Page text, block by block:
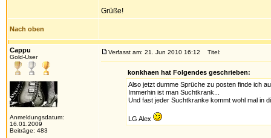
Grüße!
Nach oben
Cappu
Gold-User
Anmeldungsdatum:
16.01.2009
Beiträge: 483
Verfasst am: 21. Jun 2010 16:12 Titel:
konkhaen hat Folgendes geschrieben:
Also jetzt dumme Sprüche zu posten finde ich
Immerhin ist man Suchtkrank...
Und fast jeder Suchtkranke kommt wohl mal in
LG Alex